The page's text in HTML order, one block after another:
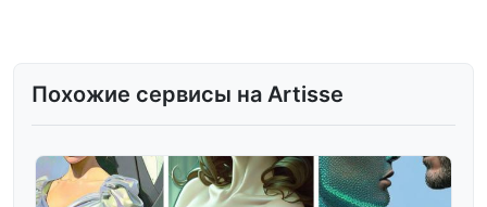
Похожие сервисы на Artisse